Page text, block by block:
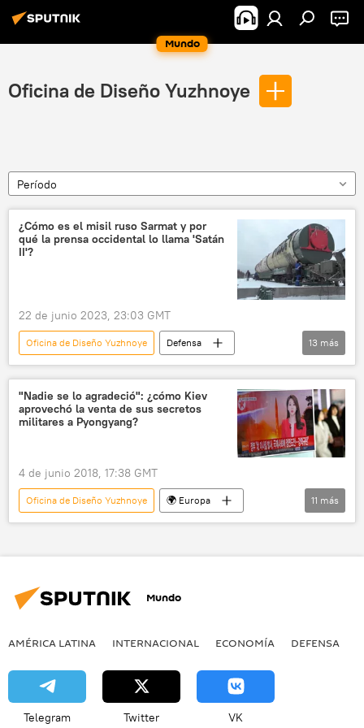
Mundo
Oficina de Diseño Yuzhnoye
Período
¿Cómo es el misil ruso Sarmat y por
qué la prensa occidental lo llama 'Satán
II'?
22 de junio 2023, 23:03 GMT
Oficina de Diseño Yuzhnoye
Defensa
Ucrania
EEUU
Avangard (banco)
Sarmat
misiles balísticos
misil intercontinental
🛡️ Industria militar
Fuerzas Armadas de Rusia
💬 Opinión y Análisis
13 más
"Nadie se lo agradeció": ¿cómo Kiev
aprovechó la venta de sus secretos
militares a Pyongyang?
4 de junio 2018, 17:38 GMT
Oficina de Diseño Yuzhnoye
🌍 Europa
Defensa
Internacional
motores
Tecnología
11 más
Mundo
AMÉRICA LATINA INTERNACIONAL ECONOMÍA DEFENSA
Telegram Twitter VK